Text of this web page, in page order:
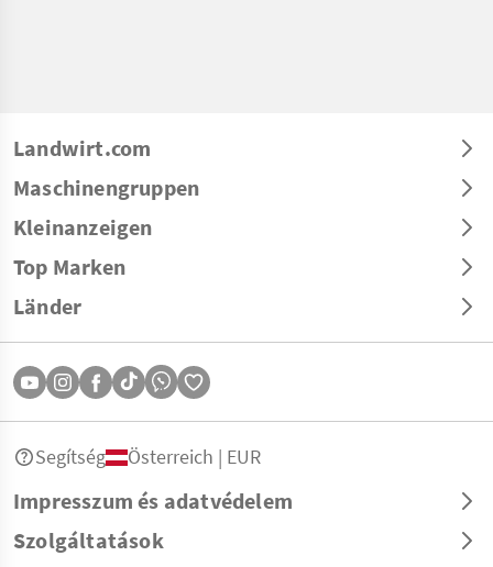
Landwirt.com
Maschinengruppen
Kleinanzeigen
Top Marken
Länder
Impresszum és adatvédelem
Szolgáltatások
Segítség Österreich | EUR